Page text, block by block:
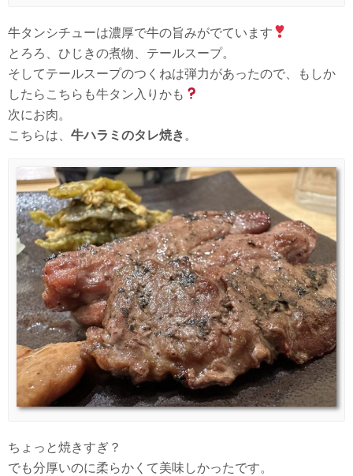
牛タンシチューは濃厚で牛の旨みがでています
とろろ、ひじきの煮物、テールスープ。
そしてテールスープのつくねは弾力があったので、もしか
したらこちらも牛タン入りかも
次にお肉。
こちらは、 牛ハラミのタレ焼き 。
ちょっと焼きすぎ？
でも分厚いのに柔らかくて美味しかったです。